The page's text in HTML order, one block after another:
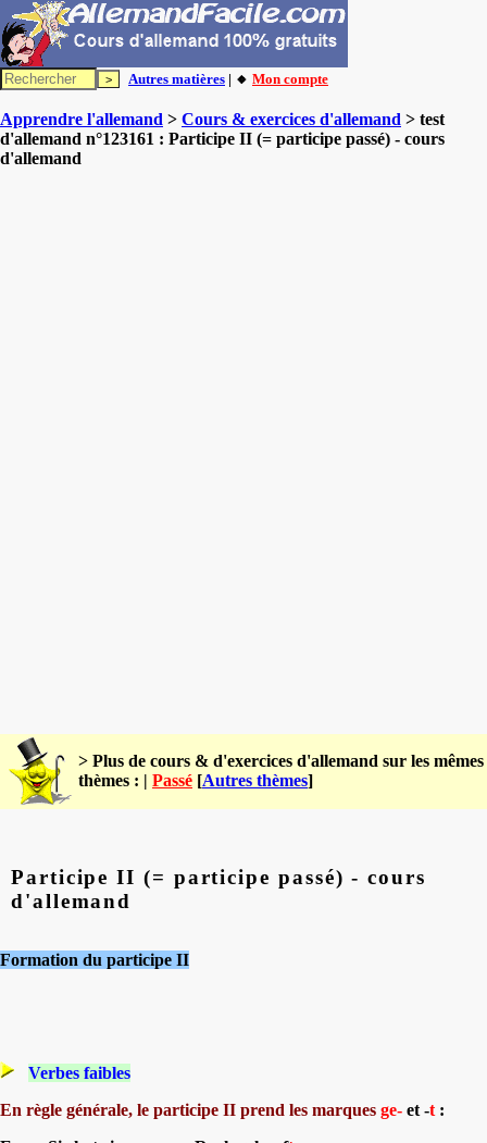
Autres matières | 🔸 Mon compte
Apprendre l'allemand > Cours & exercices d'allemand > test
d'allemand n°123161 : Participe II (= participe passé) - cours
d'allemand
> Plus de cours & d'exercices d'allemand sur les mêmes
thèmes : | Passé [Autres thèmes]
Participe II (= participe passé) - cours
d'allemand
Formation du participe II
Verbes faibles
En règle générale, le participe II prend les marques ge- et -t :